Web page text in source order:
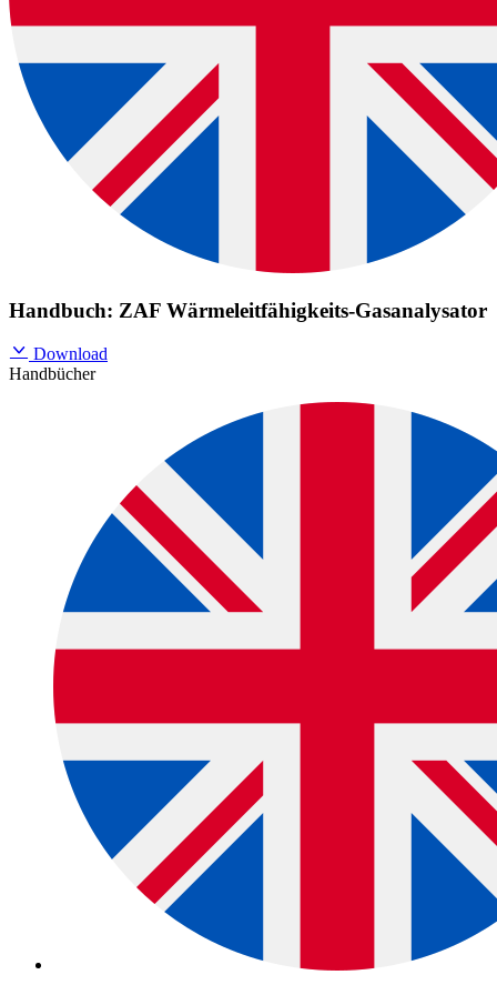
Handbuch: ZAF Wärmeleitfähigkeits-Gasanalysator
Download
Handbücher